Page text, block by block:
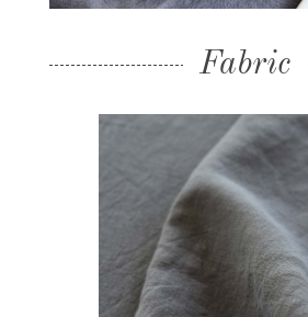
Fabric